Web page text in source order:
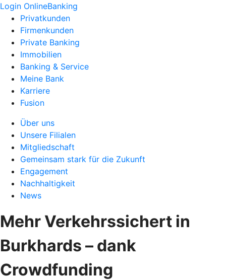
Login OnlineBanking
Privatkunden
Firmenkunden
Private Banking
Immobilien
Banking & Service
Meine Bank
Karriere
Fusion
Über uns
Unsere Filialen
Mitgliedschaft
Gemeinsam stark für die Zukunft
Engagement
Nachhaltigkeit
News
Mehr Verkehrssichert in
Burkhards – dank
Crowdfunding